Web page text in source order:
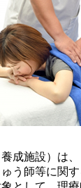
成施設）は
う師等に関